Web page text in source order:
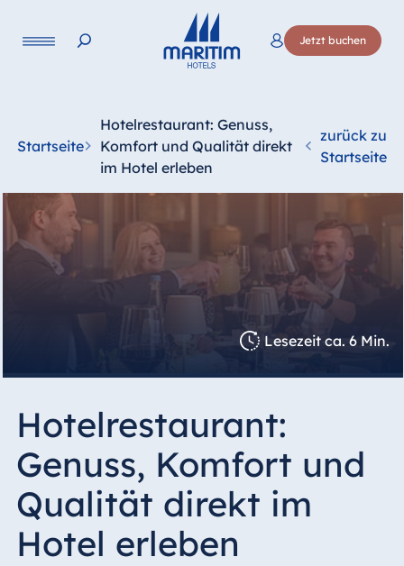
Jetzt buchen
Startseite
Hotelrestaurant: Genuss,
Komfort und Qualität direkt
im Hotel erleben
zurück zu
Startseite
Lesezeit ca. 6 Min.
Hotelrestaurant:
Genuss, Komfort und
Qualität direkt im
Hotel erleben